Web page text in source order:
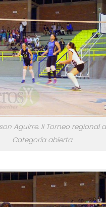
Aguirre. II Torneo regional
Categoría abierta.